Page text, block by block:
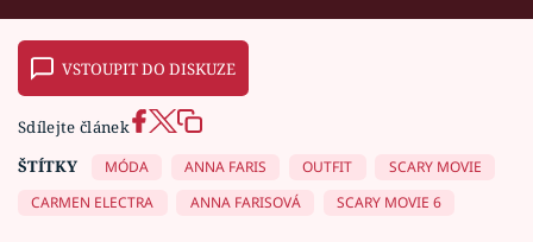
VSTOUPIT DO DISKUZE
Sdílejte článek
ŠTÍTKY
MÓDA ANNA FARIS OUTFIT
SCARY MOVIE
CARMEN ELECTRA
ANNA FARISOVÁ SCARY MOVIE 6